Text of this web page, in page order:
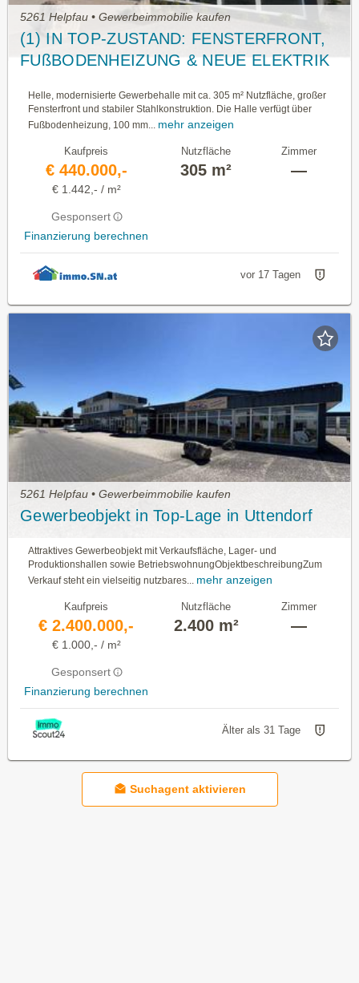
5261 Helpfau • Gewerbeimmobilie kaufen
(1) IN TOP-ZUSTAND: FENSTERFRONT,
FUßBODENHEIZUNG & NEUE ELEKTRIK
Helle, modernisierte Gewerbehalle mit ca. 305 m² Nutzfläche, großer
Fensterfront und stabiler Stahlkonstruktion. Die Halle verfügt über
Fußbodenheizung, 100 mm... mehr anzeigen
Kaufpreis
€ 440.000,-
€ 1.442,- / m²
Gesponsert
Finanzierung berechnen
Nutzfläche
305 m²
Zimmer
—
vor 17 Tagen
5261 Helpfau • Gewerbeimmobilie kaufen
Gewerbeobjekt in Top-Lage in Uttendorf
Attraktives Gewerbeobjekt mit Verkaufsfläche, Lager- und
Produktionshallen sowie BetriebswohnungObjektbeschreibungZum
Verkauf steht ein vielseitig nutzbares...
mehr anzeigen
Kaufpreis
€ 2.400.000,-
€ 1.000,- / m²
Gesponsert
Finanzierung berechnen
Nutzfläche
2.400 m²
Zimmer
—
Älter als 31 Tage
Suchagent aktivieren